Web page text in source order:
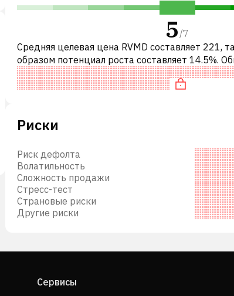
5/7
Средняя целевая цена RVMD составляет 221,
образом потенциал роста составляет 14.5%.
это означает рекомендацию «ДЕРЖАТЬ»
инвестиционных компаний. Эта не
Риски
Риск дефолта
Волатильность
Сложность продажи
Стресс-тест
Страновые риски
Другие риски
Сервисы